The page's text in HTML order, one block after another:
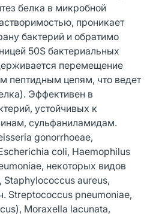
белка в микробной
проникает
бактерий и обратимо
50S бактериальных
перемещение
пептидным цепям, что ведет
Эффективен в
устойчивых к
сульфаниламидам.
gonorrhoeae,
coli, Haemophilus
некоторых видов
Staphylococcus aureus,
Streptococcus pneumoniae,
Moraxella lacunata,